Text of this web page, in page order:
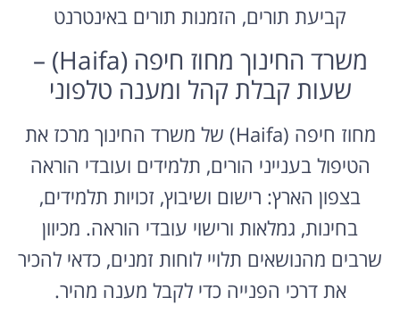
קביעת תורים, הזמנות תורים באינטרנט
משרד החינוך מחוז חיפה (Haifa) –
שעות קבלת קהל ומענה טלפוני
מחוז חיפה (Haifa) של משרד החינוך מרכז את
הטיפול בענייני הורים, תלמידים ועובדי הוראה
בצפון הארץ: רישום ושיבוץ, זכויות תלמידים,
בחינות, גמלאות ורישוי עובדי הוראה. מכיוון
שרבים מהנושאים תלויי לוחות זמנים, כדאי להכיר
את דרכי הפנייה כדי לקבל מענה מהיר.